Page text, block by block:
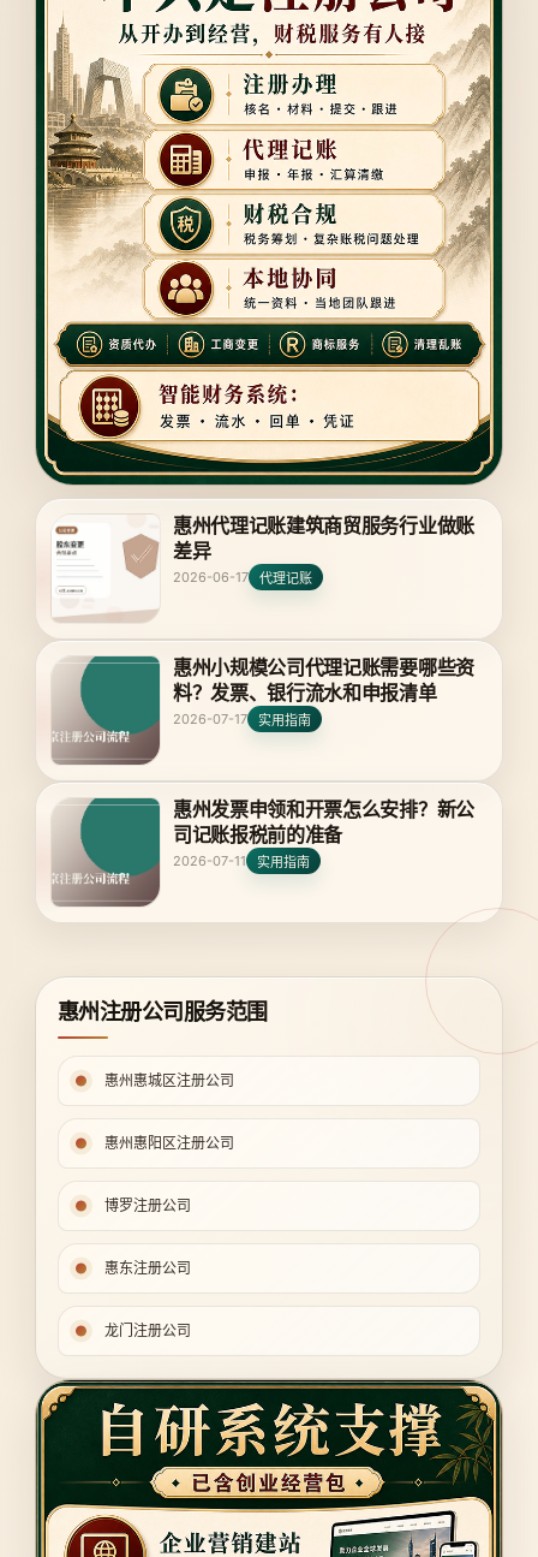
惠州代理记账建筑商贸服务行业做账
差异
2026-06-17 代理记账
惠州小规模公司代理记账需要哪些资
料？发票、银行流水和申报清单
2026-07-17 实用指南
惠州发票申领和开票怎么安排？新公
司记账报税前的准备
2026-07-11 实用指南
惠州注册公司服务范围
惠州惠城区注册公司
惠州惠阳区注册公司
博罗注册公司
惠东注册公司
龙门注册公司